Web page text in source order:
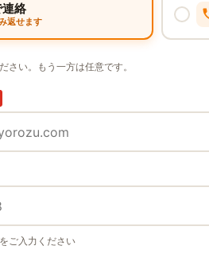
絡
返せます
さい。もう一方は任意です。
ご入力ください